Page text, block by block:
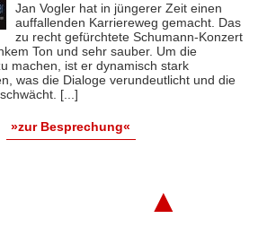
Jan Vogler hat in jüngerer Zeit einen
auffallenden Karriereweg gemacht. Das
zu recht gefürchtete Schumann-Konzert
Ton und sehr sauber. Um die
machen, ist er dynamisch stark
was die Dialoge verundeutlicht und die
[...]
»zur Besprechung«
▲